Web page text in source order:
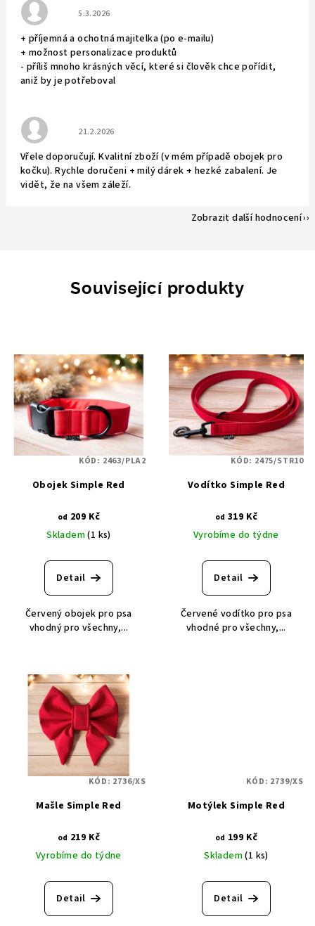
Hodnocení obchodu je 5 z 5 hvězdiček.
5.3.2026
+ příjemná a ochotná majitelka (po e-mailu)
+ možnost personalizace produktů
- příliš mnoho krásných věcí, které si člověk chce pořídit,
aniž by je potřeboval
Hodnocení obchodu je 5 z 5 hvězdiček.
21.2.2026
Vřele doporučují. Kvalitní zboží (v mém případě obojek pro
kočku). Rychle doručeni + milý dárek + hezké zabalení. Je
vidět, že na všem záleží.
Zobrazit další hodnocení
Související produkty
Obojek Simple Red
od 209 Kč
Skladem(1 ks)
Detail
Červený obojek pro psa
vhodný pro všechny,...
KÓD: 2463/PLA2
Vodítko Simple Red
od 319 Kč
Vyrobíme do týdne
Detail
Červené vodítko pro psa
vhodné pro všechny,...
KÓD: 2475/STR10
Mašle Simple Red
od 219 Kč
Vyrobíme do týdne
Detail
KÓD: 2736/XS
Motýlek Simple Red
od 199 Kč
Skladem(1 ks)
Detail
KÓD: 2739/XS